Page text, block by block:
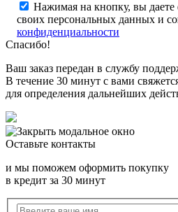
Нажимая на кнопку, вы даете
своих персональных данных и
конфиденциальности
Спасибо!
Ваш заказ передан в службу
В течение 30 минут с вами
для определения дальнейших
Оставьте контакты
и мы поможем оформить покупку
в кредит за 30 минут